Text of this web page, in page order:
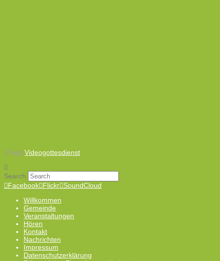
Tags:Videogottesdienst
Search
Facebook Flickr SoundCloud
Willkommen
Gemeinde
Veranstaltungen
Hören
Kontakt
Nachrichten
Impressum
Datenschutzerklärung